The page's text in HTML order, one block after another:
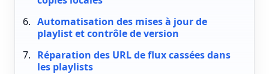
Automatisation des mises à jour de
playlist et contrôle de version
Réparation des URL de flux cassées dans
les playlists